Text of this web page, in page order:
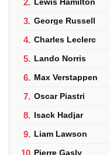
3. George Russell
4. Charles Leclerc
5. Lando Norris
6. Max Verstappen
7. Oscar Piastri
8. Isack Hadjar
9. Liam Lawson
10.Pierre Gasly